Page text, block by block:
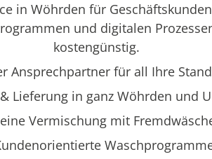
in Wöhrden für
und digitalen
kostengünstig.
Ansprechpartner für all Ihre
Lieferung in ganz Wöhrden und
Vermischung mit